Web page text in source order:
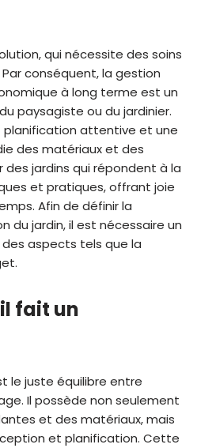
qui nécessite des soins
conséquent, la gestion
à long terme est un
paysagiste ou du jardinier.
planification attentive et une
des matériaux et des
jardins qui répondent à la
et pratiques, offrant joie
Afin de définir la
du jardin, il est nécessaire un
aspects tels que la
fait un
le juste équilibre entre
Il possède non seulement
et des matériaux, mais
et planification. Cette